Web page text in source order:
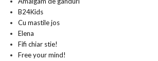
B24Kids
Cu mastile jos
Elena
Fifi chiar stie!
Free your mind!